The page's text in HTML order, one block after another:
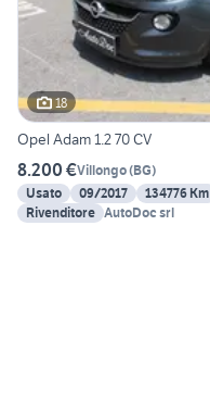
18
Opel Adam 1.2 70 CV
8.200 €Villongo(BG)
Usato
09/2017 134776 Km
Rivenditore AutoDoc srl